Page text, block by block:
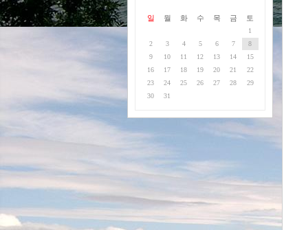
일 월 화 수 목 금 토
1
2
3 4 5 6 7
8
9
10 11 12 13 14
15
16
17 18 19 20 21
22
23
24 25 26 27 28
29
30
31